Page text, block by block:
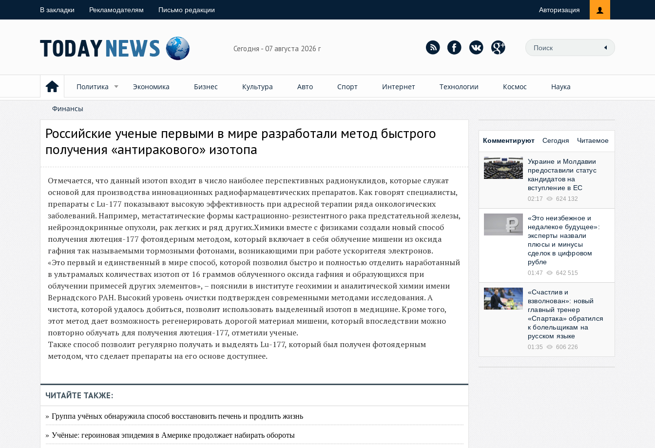
В закладки Рекламодателям Письмо редакции Авторизация
Сегодня - 07 августа 2026 г
Политика Экономика Бизнес Культура Авто Спорт Интернет Технологии Космос Наука
Финансы
Российские ученые первыми в мире разработали метод быстрого
получения «антиракового» изотопа
Отмечается, что данный изотоп входит в число наиболее перспективных радионуклидов, которые служат
основой для производства инновационных радиофармацевтических препаратов. Как говорят специалисты,
препараты с Lu-177 показывают высокую эффективность при адресной терапии ряда онкологических
заболеваний. Например, метастатические формы кастрационно-резистентного рака предстательной железы,
нейроэндокринные опухоли, рак легких и ряд других.Химики вместе с физиками создали новый способ
получения лютеция-177 фотоядерным методом, который включает в себя облучение мишени из оксида
гафния так называемыми тормозными фотонами, возникающими при работе ускорителя электронов.
«Это первый и единственный в мире способ, которой позволил быстро и полностью отделить наработанный
в ультрамалых количествах изотоп от 16 граммов облученного оксида гафния и образующихся при
облучении примесей других элементов», – пояснили в институте геохимии и аналитической химии имени
Вернадского РАН. Высокий уровень очистки подтвержден современными методами исследования. А
чистота, которой удалось добиться, позволит использовать выделенный изотоп в медицине. Кроме того,
этот метод дает возможность регенерировать дорогой материал мишени, который впоследствии можно
повторно облучать для получения лютеция-177, отметили ученые.
Также способ позволит регулярно получать и выделять Lu-177, который был получен фотоядерным
методом, что сделает препараты на его основе доступнее.
ЧИТАЙТЕ ТАКЖЕ:
» Группа учёных обнаружила способ восстановить печень и продлить жизнь
» Учёные: героиновая эпидемия в Америке продолжает набирать обороты
Комментируют Сегодня Читаемое
Украине и Молдавии
предоставили статус
кандидатов на
вступление в ЕС
02:17 624 132
«Это неизбежное и
недалекое будущее»:
эксперты назвали
плюсы и минусы
сделок в цифровом
рубле
01:47 642 515
«Счастлив и
взволнован»: новый
главный тренер
«Спартака» обратился
к болельщикам на
русском языке
01:35 606 226